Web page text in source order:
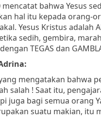
mencatat bahwa Yesus
hal itu kepada orang-
Yesus Kristus adalah
sedih, gembira,
TEGAS dan
mengatakan bahwa
salah ! Saat itu,
juga bagi semua orang
suatu makian, itu